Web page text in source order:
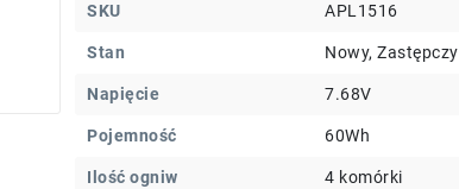
SKU APL1516
Stan Nowy, Zastępczy
Napięcie 7.68V
Pojemność 60Wh
Ilość ogniw 4 komórki